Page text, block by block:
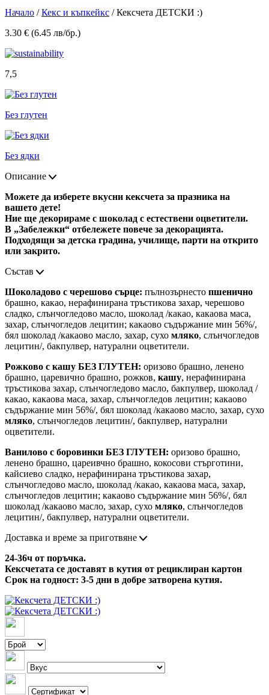
Начало /Кекс и къпкейкс / Кексчета ДЕТСКИ :)
3.30 € (6.45 лв/бр.)
7,5
Без глутен
Без ядки
Описание
Можете да изберете вкусни кексчета за празника на
вашето дете!
Ние ще декорираме с шоколад с естествени оцветители.
В „Забележки“ отбележете повече за декорацията.
Подходящи за детска градина, училище, парти на открито
или закрито.
Състав
Шоколадово с черешово сърце: пълнозърнесто пшенично
брашно, какао, нерафинирана тръстикова захар, черешово
сладко, слънчогледово масло, шоколад /какао, какаова маса,
захар, слънчогледов лецитин; какаово съдържание мин 56%/,
бял шоколад /какаово масло, захар, сухо мляко, слънчогледов
лецитин/, бакпулвер, натурални оцветители.
Рожково с кашу БЕЗ ГЛУТЕН: оризово брашно, ленено
брашно, царевично брашно, рожков, кашу, нерафинирана
тръстикова захар, слънчогледово масло, бакпулвер, шоколад /
какао, какаова маса, захар, слънчогледов лецитин; какаово
съдържание мин 56%/, бял шоколад /какаово масло, захар, сухо
мляко, слънчогледов лецитин/, бакпулвер, натурални
оцветители.
Ванилово с боровинки БЕЗ ГЛУТЕН: оризово брашно,
ленено брашно, цареивчно брашно, кокосови стърготини,
кайсиево сладко, нерафинирана тръстикова захар,
слънчогледово масло, шоколад /какао, какаова маса, захар,
слънчогледов лецитин; какаово съдържание мин 56%/, бял
шоколад /какаово масло, захар, сухо мляко, слънчогледов
лецитин/, бакпулвер, натурални оцветители.
Доставка и време за приготвяне
24-36ч от поръчка.
Кексчетата се доставят в кутия от рециклиран картон
Срок на годност: 3-5 дни в добре затворена кутия.